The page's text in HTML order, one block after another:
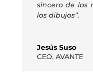
sincero delos
los dibujos”.
Jesús Suso
CEO, AVANTE